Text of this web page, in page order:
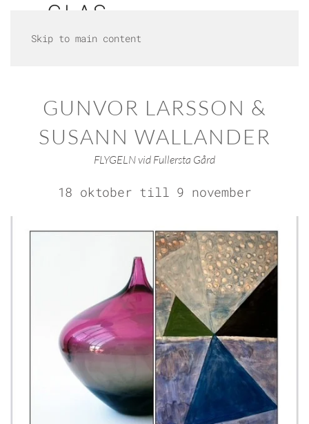
Skip to main content
GUNVOR LARSSON &
SUSANN WALLANDER
FLYGELN vid Fullersta Gård
18 oktober till 9 november